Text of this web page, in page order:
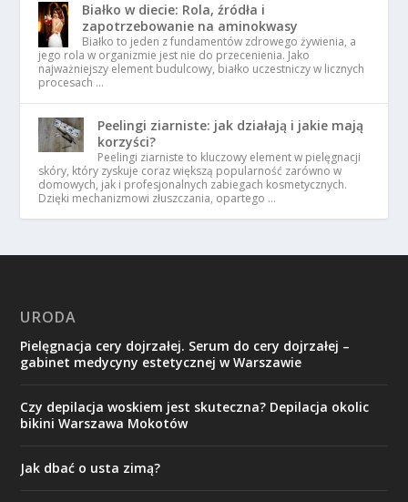
Białko w diecie: Rola, źródła i
zapotrzebowanie na aminokwasy
Białko to jeden z fundamentów zdrowego żywienia, a
jego rola w organizmie jest nie do przecenienia. Jako
najważniejszy element budulcowy, białko uczestniczy w licznych
procesach …
Peelingi ziarniste: jak działają i jakie mają
korzyści?
Peelingi ziarniste to kluczowy element w pielęgnacji
skóry, który zyskuje coraz większą popularność zarówno w
domowych, jak i profesjonalnych zabiegach kosmetycznych.
Dzięki mechanizmowi złuszczania, opartego …
URODA
Pielęgnacja cery dojrzałej. Serum do cery dojrzałej –
gabinet medycyny estetycznej w Warszawie
Czy depilacja woskiem jest skuteczna? Depilacja okolic
bikini Warszawa Mokotów
Jak dbać o usta zimą?